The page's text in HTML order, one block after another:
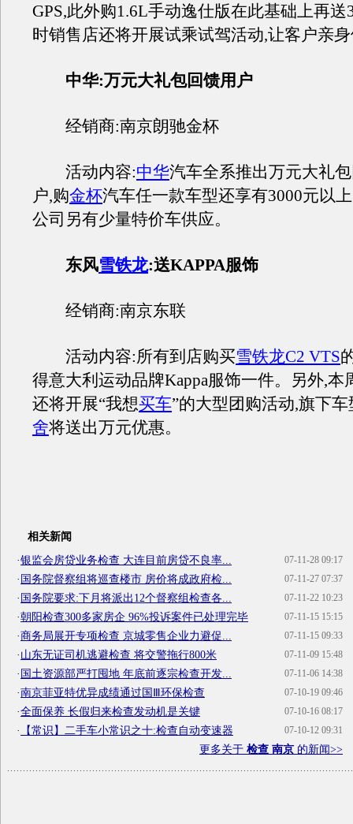
GPS,此外购1.6L手动逸仕版在此基础上再送
时销售店还将开展试乘试驾活动,让客户亲
中华:万元大礼包回馈用户
经销商:南京朗驰金杯
活动内容:中华汽车全系推出万元大礼
户,购金杯汽车任一款车型还享有3000元以
公司另有少量特价车供应。
东风雪铁龙:送KAPPA服饰
经销商:南京东联
活动内容:所有到店购买雪铁龙C2 VTS
得意大利运动品牌Kappa服饰一件。另外,本
还将开展“我想买车”的大型团购活动,旗下车
舍将送出万元优惠。
相关新闻
07-11-28 09:17
·银监会房贷业务检查 大连目前房贷不良率...
07-11-27 07:37
·国务院督察组将巡查楼市 房价将成政府检...
07-11-22 10:23
·国务院要求:下月将派出12个督察组检查各...
07-11-15 15:15
·朝阳检查300多家房企 96%投诉案件已处理完毕
07-11-15 09:33
·商务局展开专项检查 京城零售企业力避促...
07-11-09 15:48
·山东无证司机逃避检查 将交警拖行800米
07-11-06 14:38
·国土资源部严打囤地 年底前逐宗检查开发...
07-10-19 09:46
·南京菲亚特优异成绩通过国Ⅲ环保检查
07-10-16 08:17
·全面保养 长假归来检查发动机是关键
07-10-12 09:31
·
【常识】二手车小常识之十:检查自动变速器
更多关于 检查 南京 的新闻>>